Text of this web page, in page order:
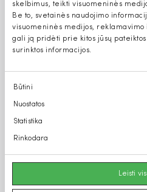
skelbimus, teikti visuomeninės
Be to, svetainės naudojimo
visuomeninės medijos,
gali ją pridėti prie kitos jūsų
surinktos informacijos.
Sutikimo
pasirinkimas
Būtini
Nuostatos
Statistika
Rinkodara
Leisti